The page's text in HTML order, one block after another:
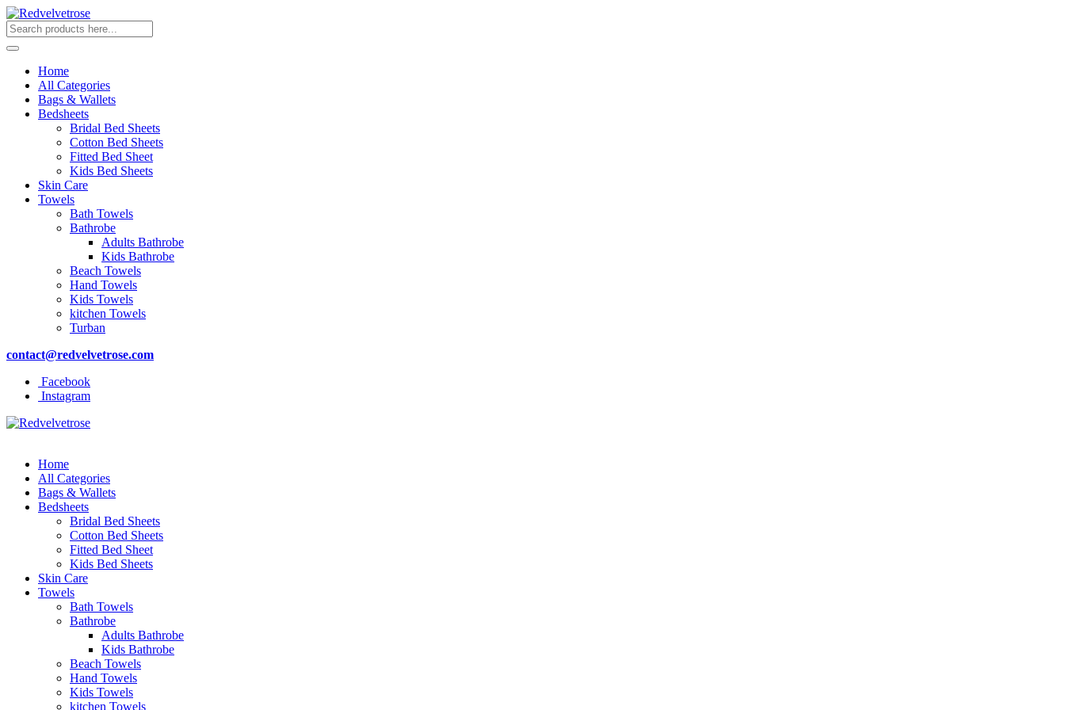
Home
All Categories
Bags & Wallets
Bedsheets
Bridal Bed Sheets
Cotton Bed Sheets
Fitted Bed Sheet
Kids Bed Sheets
Skin Care
Towels
Bath Towels
Bathrobe
Adults Bathrobe
Kids Bathrobe
Beach Towels
Hand Towels
Kids Towels
kitchen Towels
Turban
contact@redvelvetrose.com
Facebook
Instagram
Home
All Categories
Bags & Wallets
Bedsheets
Bridal Bed Sheets
Cotton Bed Sheets
Fitted Bed Sheet
Kids Bed Sheets
Skin Care
Towels
Bath Towels
Bathrobe
Adults Bathrobe
Kids Bathrobe
Beach Towels
Hand Towels
Kids Towels
kitchen Towels